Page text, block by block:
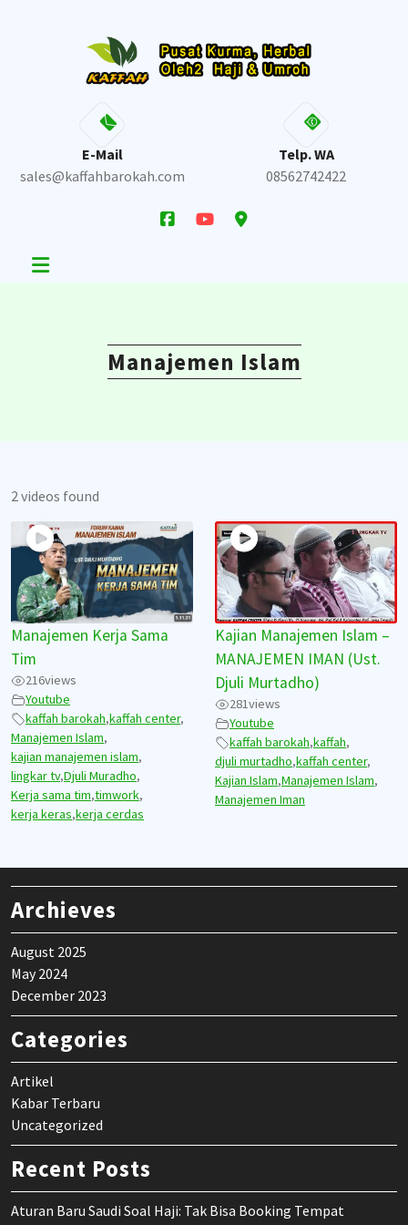
E-Mail
sales@kaffahbarokah.com
Telp. WA
08562742422
Manajemen Islam
2 videos found
Manajemen Kerja Sama
Tim
216views
Youtube
kaffah barokah,kaffah center,
Manajemen Islam,
kajian manajemen islam,
lingkar tv,Djuli Muradho,
Kerja sama tim,timwork,
kerja keras,kerja cerdas
Kajian Manajemen Islam –
MANAJEMEN IMAN (Ust.
Djuli Murtadho)
281views
Youtube
kaffah barokah,kaffah,
djuli murtadho,kaffah center,
Kajian Islam,Manajemen Islam,
Manajemen Iman
Archieves
August 2025
May 2024
December 2023
Categories
Artikel
Kabar Terbaru
Uncategorized
Recent Posts
Aturan Baru Saudi Soal Haji: Tak Bisa Booking Tempat